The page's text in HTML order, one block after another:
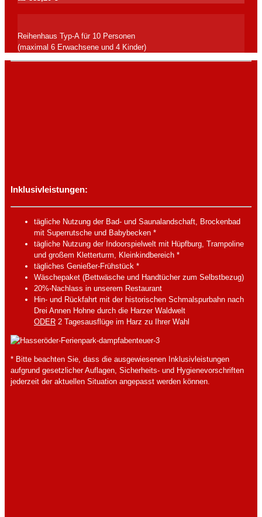
Reihenhaus Typ-A für 10 Personen
(maximal 6 Erwachsene und 4 Kinder)
Inklusivleistungen:
tägliche Nutzung der Bad- und Saunalandschaft, Brockenbad
mit Superrutsche und Babybecken *
tägliche Nutzung der Indoorspielwelt mit Hüpfburg, Trampoline
und großem Kletterturm, Kleinkindbereich *
tägliches Genießer-Frühstück *
Wäschepaket (Bettwäsche und Handtücher zum Selbstbezug)
20%-Nachlass in unserem Restaurant
Hin- und Rückfahrt mit der historischen Schmalspurbahn nach
Drei Annen Hohne durch die Harzer Waldwelt
ODER 2 Tagesausflüge im Harz zu Ihrer Wahl
* Bitte beachten Sie, dass die ausgewiesenen Inklusivleistungen
aufgrund gesetzlicher Auflagen, Sicherheits- und Hygienevorschriften
jederzeit der aktuellen Situation angepasst werden können.